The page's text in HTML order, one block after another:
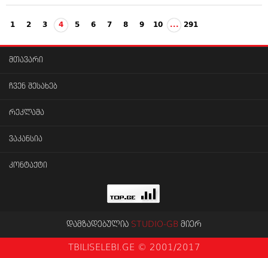
1 2 3 4 5 6 7 8 9 10 ... 291
მთავარი
ჩვენ შესახებ
რეკლამა
ვაკანსია
კონტაქტი
დამზადებულია STUDIO-GB მიერ
TBILISELEBI.GE © 2001/2017